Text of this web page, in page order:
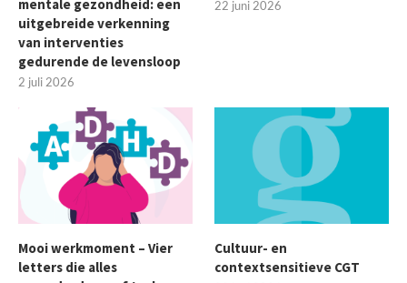
mentale gezondheid: een
uitgebreide verkenning
van interventies
gedurende de levensloop
2 juli 2026
22 juni 2026
Mooi werkmoment – Vier
letters die alles
Cultuur- en
contextsensitieve CGT